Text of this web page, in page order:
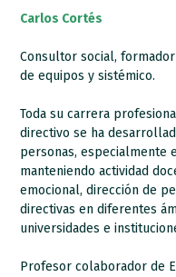
Carlos Cortés
Consultor social,
de equipos y sistémico.
Toda su carrera
directivo se ha
personas, especialmente
manteniendo actividad
emocional, dirección de
directivas en diferentes
universidades e
Profesor colaborador de